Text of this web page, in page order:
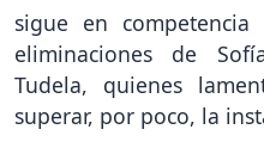
sigue en competencia
eliminaciones de
Tudela, quienes
superar, por poco, la